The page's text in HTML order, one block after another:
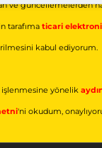
ve güncellemelerden
tarafımaticari
kabul ediyorum.
işlenmesine yönelik
'ni okudum,